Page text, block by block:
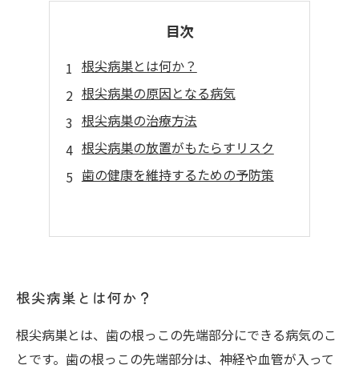
目次
根尖病巣とは何か？
根尖病巣の原因となる病気
根尖病巣の治療方法
根尖病巣の放置がもたらすリスク
歯の健康を維持するための予防策
根尖病巣とは何か？
根尖病巣とは、歯の根っこの先端部分にできる病気のこ
とです。歯の根っこの先端部分は、神経や血管が入って